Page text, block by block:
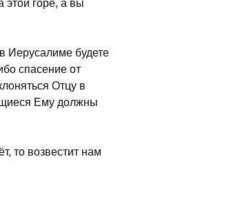
горе, а вы
Иерусалиме будете
спасение от
Отцу в
Ему должны
то возвестит нам